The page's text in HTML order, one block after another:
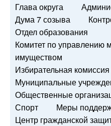
Глава округа
Дума 7 созыва
Отдел образования
Комитет по управлению
имуществом
Избирательная комиссия
Муниципальные
Общественные
Спорт
Меры
Центр гражданской